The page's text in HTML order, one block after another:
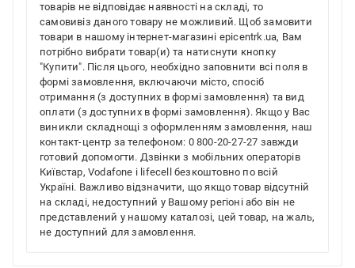
товарів не відповідає наявності на складі, то
самовивіз даного товару не можливий. Щоб замовити
товари в нашому інтернет-магазині epicentrk.ua, Вам
потрібно вибрати товар(и) та натиснути кнопку
"Купити". Після цього, необхідно заповнити всі поля в
формі замовлення, включаючи місто, спосіб
отримання (з доступних в формі замовлення) та вид
оплати (з доступних в формі замовлення). Якщо у Вас
виникли складнощі з оформленням замовлення, наш
контакт-центр за телефоном: 0 800-20-27-27 завжди
готовий допомогти. Дзвінки з мобільних операторів
Київстар, Vodafone і lifecell безкоштовно по всій
Україні. Важливо відзначити, що якщо товар відсутній
на складі, недоступний у Вашому регіоні або він не
представлений у нашому каталозі, цей товар, на жаль,
не доступний для замовлення.